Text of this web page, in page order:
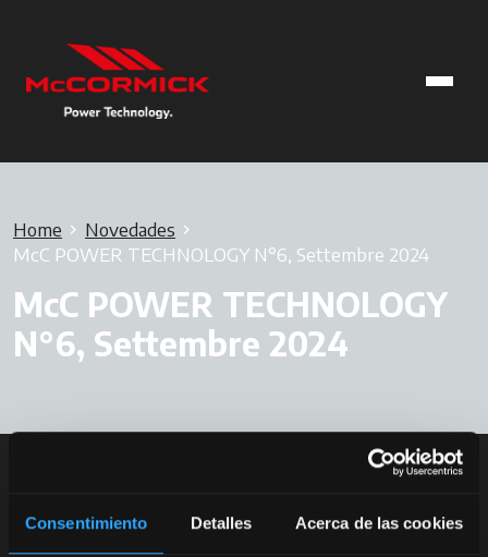
Consentimiento Detalles Acerca de las cookies
Home
Novedades
McC POWER TECHNOLOGY N°6, Settembre 2024
McC POWER TECHNOLOGY
N°6, Settembre 2024